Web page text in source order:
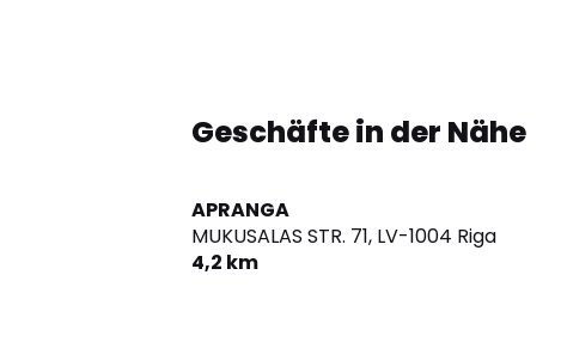
Geschäfte in der Nähe
APRANGA
MUKUSALAS STR. 71, LV-1004 Riga
4,2 km